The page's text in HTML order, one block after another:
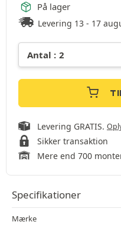
På lager
Levering 13 - 17
Levering GRATIS.
Sikker transaktion
Mere end 700
Specifikationer
Mærke